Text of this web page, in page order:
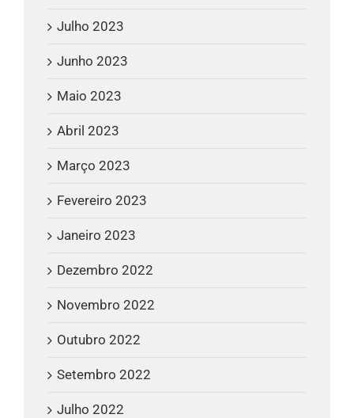
Julho 2023
Junho 2023
Maio 2023
Abril 2023
Março 2023
Fevereiro 2023
Janeiro 2023
Dezembro 2022
Novembro 2022
Outubro 2022
Setembro 2022
Julho 2022